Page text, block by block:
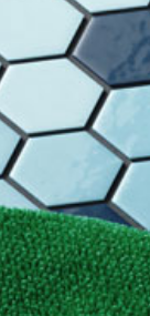
e del
le onde sonore e
Quindi, in fase di
è necessario
entrare nel
calcolo dei tempi di
il livello sonoro si
E naturalmente
normalmente
progettazione dei
possiamo